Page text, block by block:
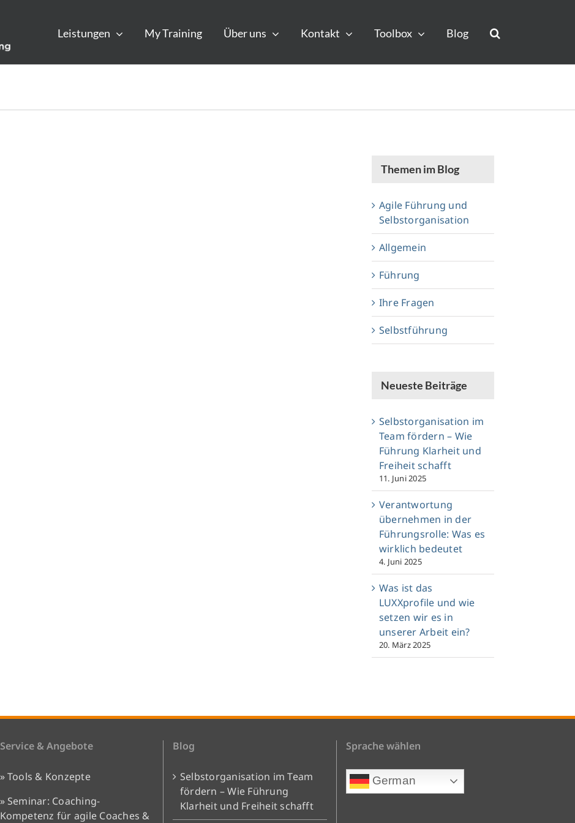
Leistungen My Training Über uns Kontakt Toolbox Blog
Themen im Blog
Agile Führung und
Selbstorganisation
Allgemein
Führung
Ihre Fragen
Selbstführung
Neueste Beiträge
Selbstorganisation im
Team fördern – Wie
Führung Klarheit und
Freiheit schafft
11. Juni 2025
Verantwortung
übernehmen in der
Führungsrolle: Was es
wirklich bedeutet
4. Juni 2025
Was ist das
LUXXprofile und wie
setzen wir es in
unserer Arbeit ein?
20. März 2025
Service & Angebote
» Tools & Konzepte
» Seminar: Coaching-
Kompetenz für agile Coaches &
Blog
Selbstorganisation im Team
fördern – Wie Führung
Klarheit und Freiheit schafft
Sprache wählen
German